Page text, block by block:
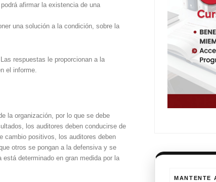
afirmar la existencia de una
una solución a la condición, sobre la
respuestas le proporcionan a la
el informe.
la organización, por lo que se debe
los auditores deben conducirse de
cambio positivos, los auditores deben
otros se pongan a la defensiva y se
determinado en gran medida por la
MANTENTE